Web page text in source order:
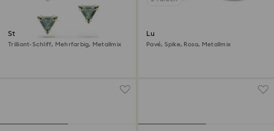
Stilla Ohrstecker
Trilliant-Schliff, Mehrfarbig, Metallmix
Lucent Ohrstecker
Pavé, Spike, Rosa, Metallmix